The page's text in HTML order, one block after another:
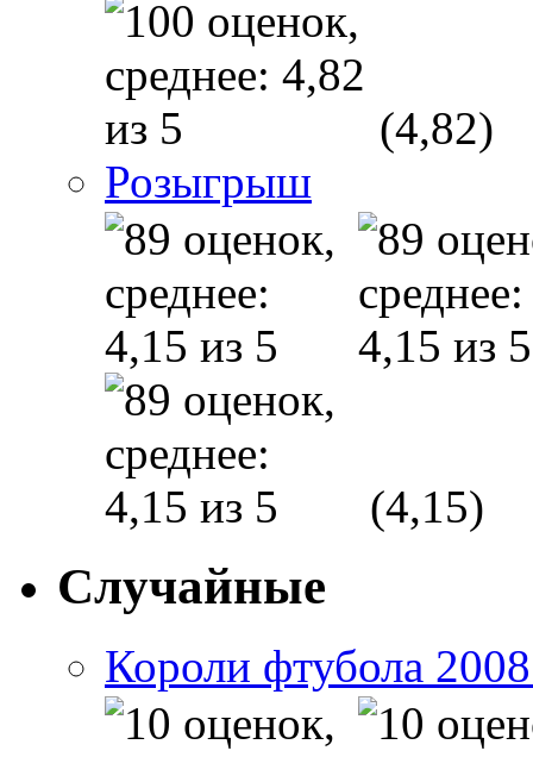
(4,82)
Розыгрыш
(4,15)
Случайные
Короли фтубола